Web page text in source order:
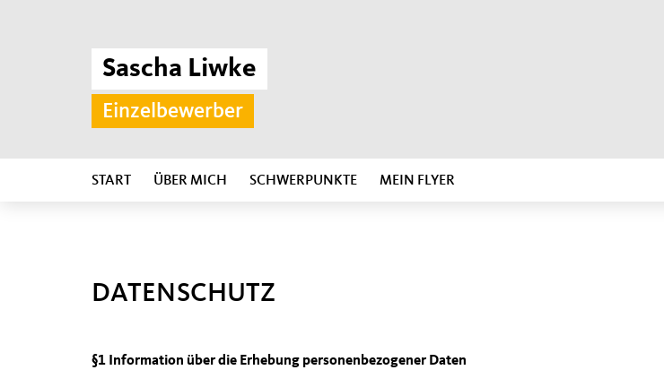
Sascha Liwke
Einzelbewerber
START ÜBER MICH SCHWERPUNKTE MEIN FLYER
DATENSCHUTZ
§1 Information über die Erhebung personenbezogener Daten